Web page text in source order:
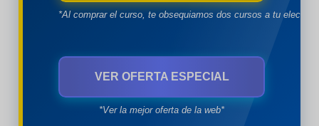
*Al comprar el curso, te obsequiamos dos cursos a tu
VER OFERTA ESPECIAL
*Ver la mejor oferta de la web*